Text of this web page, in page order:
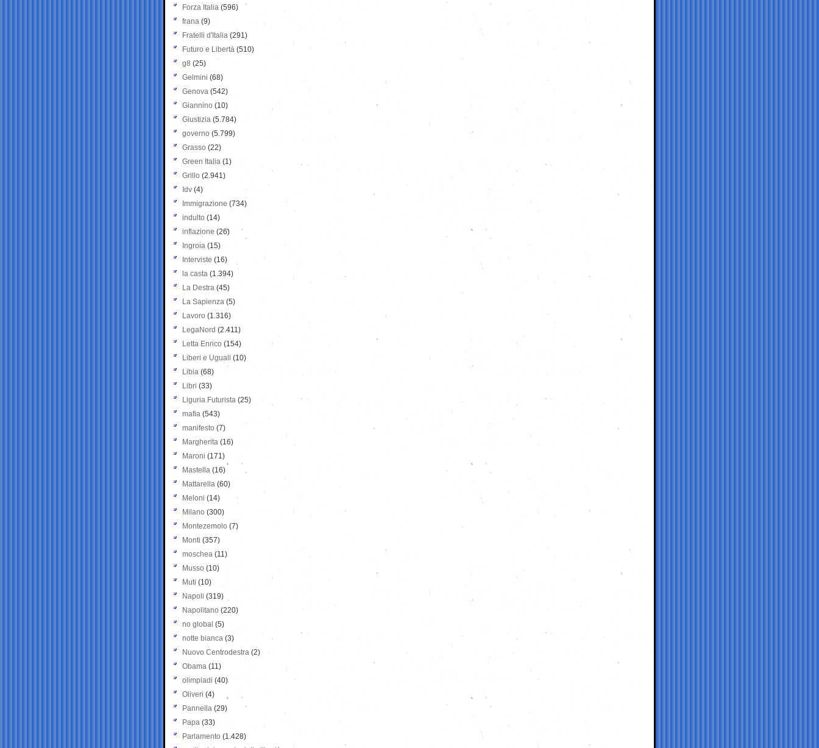
Forza Italia (596)
frana (9)
Fratelli d'Italia (291)
Futuro e Libertà (510)
g8 (25)
Gelmini (68)
Genova (542)
Giannino (10)
Giustizia (5.784)
governo (5.799)
Grasso (22)
Green Italia (1)
Grillo (2.941)
Idv (4)
Immigrazione (734)
indulto (14)
inflazione (26)
Ingroia (15)
Interviste (16)
la casta (1.394)
La Destra (45)
La Sapienza (5)
Lavoro (1.316)
LegaNord (2.411)
Letta Enrico (154)
Liberi e Uguali (10)
Libia (68)
Libri (33)
Liguria Futurista (25)
mafia (543)
manifesto (7)
Margherita (16)
Maroni (171)
Mastella (16)
Mattarella (60)
Meloni (14)
Milano (300)
Montezemolo (7)
Monti (357)
moschea (11)
Musso (10)
Muti (10)
Napoli (319)
Napolitano (220)
no global (5)
notte bianca (3)
Nuovo Centrodestra (2)
Obama (11)
olimpiadi (40)
Oliveri (4)
Pannella (29)
Papa (33)
Parlamento (1.428)